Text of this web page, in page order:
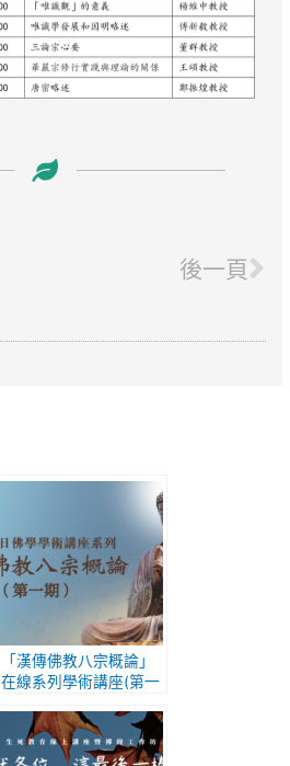
後一頁
「漢傳佛教八宗概論」
在線系列學術講座(第一